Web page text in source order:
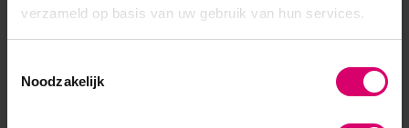
verzameld op basis van uw gebruik van hun services.
Noodzakelijk